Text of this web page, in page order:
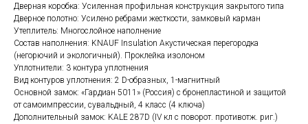
Дверная коробка: Усиленная профильная конструкция закрытого типа
Дверное полотно: Усилено ребрами жесткости, замковый карман
Утеплитель: Многослойное наполнение
Состав наполнения: KNAUF Insulation Акустическая перегородка
(негорючий и экологичный). Проклейка изолоном
Уплотнители: 3 контура уплотнения
Вид контуров уплотнения: 2 D-образных, 1-магнитный
Основной замок: «Гардиан 5011» (Россия) с бронепластиной и защитой
от самоимпрессии, сувальдный, 4 класс (4 ключа)
Дополнительный замок: KALE 287D (IV кл с поворот. противотж. риг.)